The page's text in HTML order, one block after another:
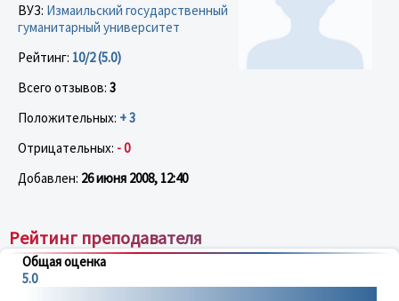
ВУЗ: Измаильский государственный
гуманитарный университет
Рейтинг: 10/2 (5.0)
Всего отзывов: 3
Положительных: + 3
Отрицательных: - 0
Добавлен: 26 июня 2008, 12:40
Рейтинг преподавателя
Общая оценка
5.0